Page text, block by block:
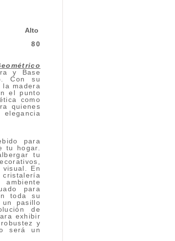
Alto
80
y Base
Con su
madera
el punto
como
quienes
para
tu hogar.
tu
visual. En
cristalería
para
toda su
un pasillo
de
exhibir
y
será un